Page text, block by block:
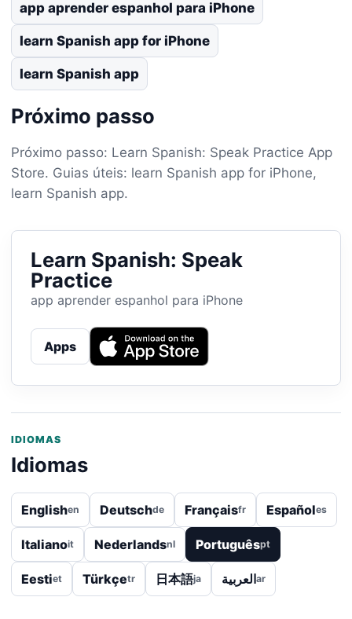
app aprender espanhol para iPhone
learn Spanish app for iPhone
learn Spanish app
Próximo passo
Próximo passo: Learn Spanish: Speak Practice App
Store. Guias úteis: learn Spanish app for iPhone,
learn Spanish app.
Learn Spanish: Speak
Practice
app aprender espanhol para iPhone
Apps
IDIOMAS
Idiomas
Englishen Deutschde Françaisfr Españoles
Italianoit Nederlandsnl Portuguêspt
Eestiet Türkçetr 日本語ja العربيةar